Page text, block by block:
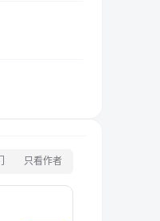
只看作者